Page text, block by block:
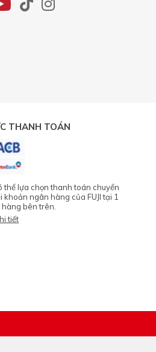
THANH TOÁN
thể lựa chọn thanh toán chuyển
khoản ngân hàng của FUJI tại 1
bên trên.
tiết